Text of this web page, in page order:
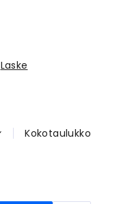
Laske
Kokotaulukko